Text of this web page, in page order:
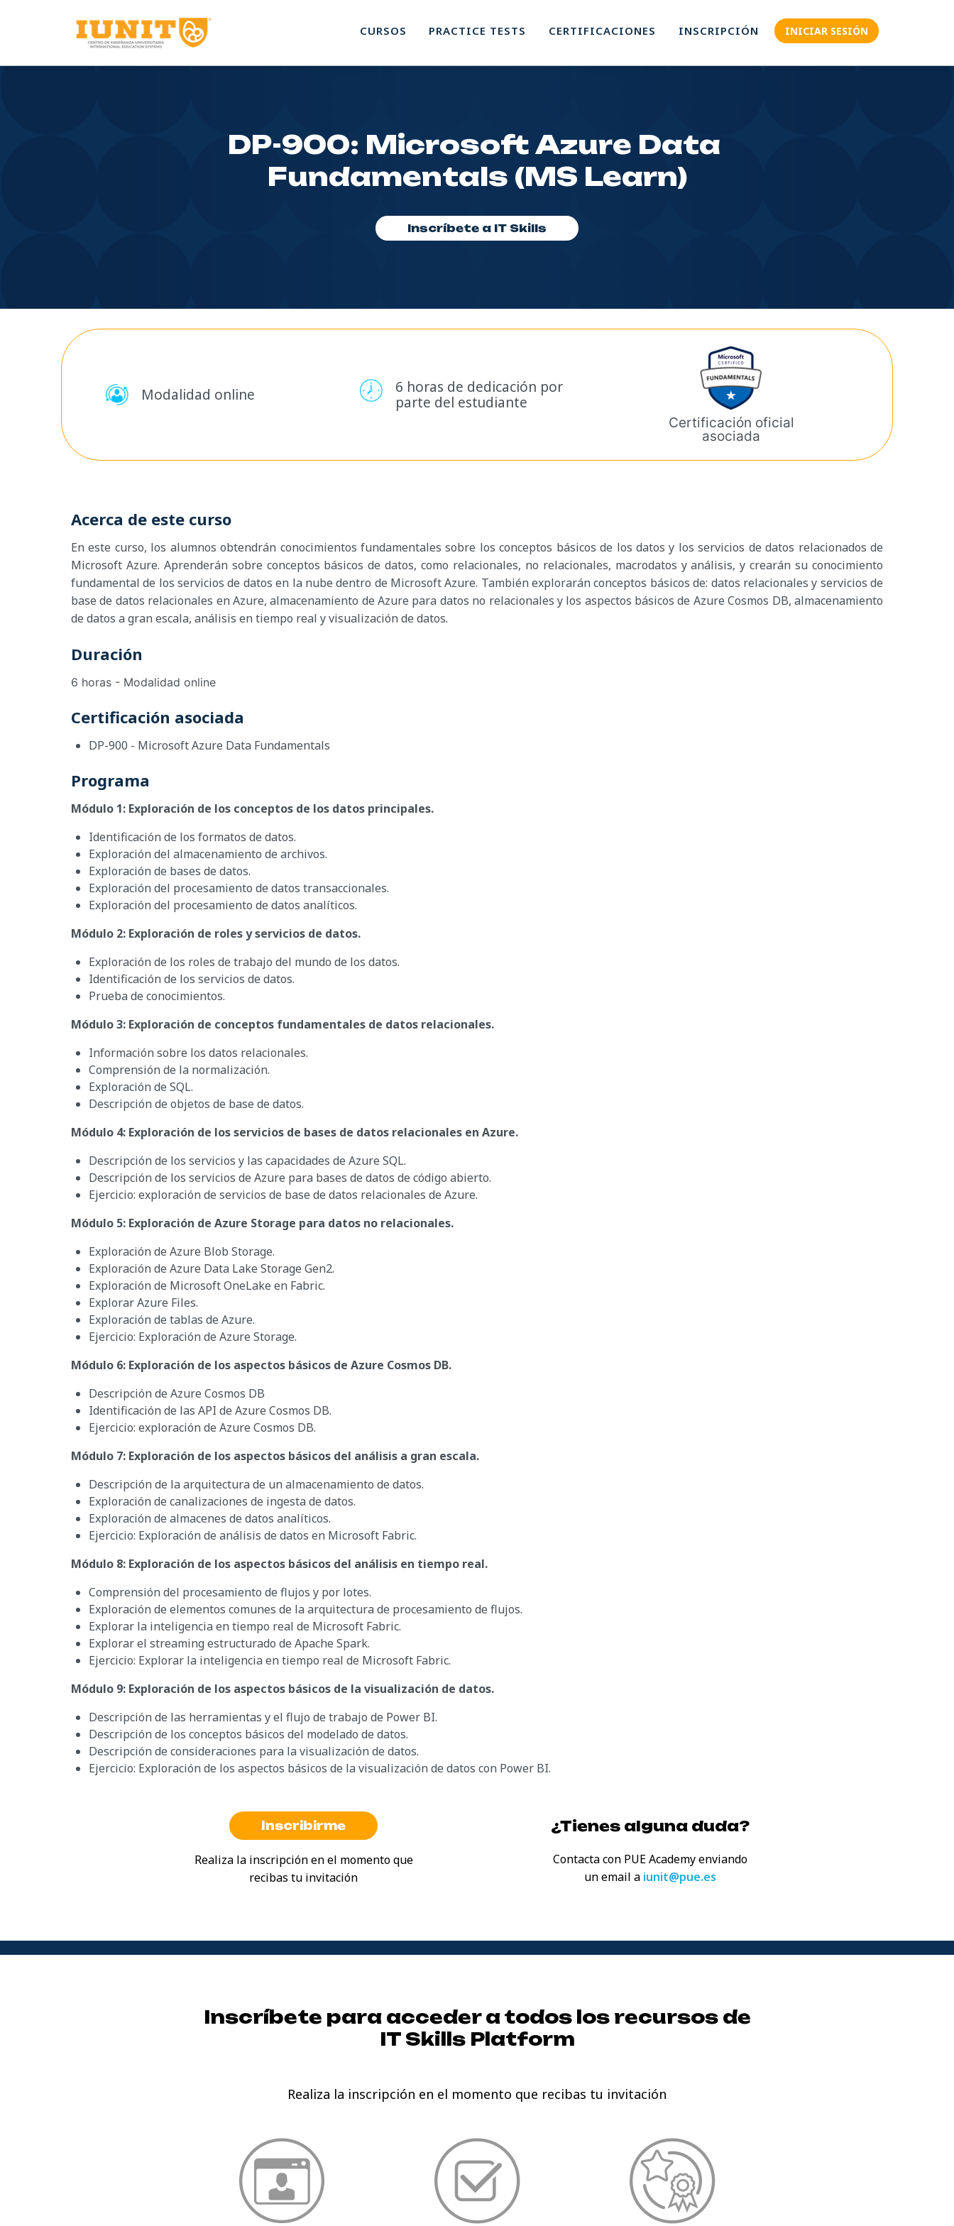
CURSOS PRACTICE TESTS CERTIFICACIONES INSCRIPCIÓN INICIAR SESIÓN
DP-900: Microsoft Azure Data
Fundamentals (MS Learn)
Inscríbete a IT Skills
Modalidad online
6 horas de dedicación por
parte del estudiante
Certificación oficial
asociada
Acerca de este curso
En este curso, los alumnos obtendrán conocimientos fundamentales sobre los conceptos básicos de los datos y los servicios de datos relacionados de
Microsoft Azure. Aprenderán sobre conceptos básicos de datos, como relacionales, no relacionales, macrodatos y análisis, y crearán su conocimiento
fundamental de los servicios de datos en la nube dentro de Microsoft Azure. También explorarán conceptos básicos de: datos relacionales y servicios de
base de datos relacionales en Azure, almacenamiento de Azure para datos no relacionales y los aspectos básicos de Azure Cosmos DB, almacenamiento
de datos a gran escala, análisis en tiempo real y visualización de datos.
Duración
6 horas - Modalidad online
Certificación asociada
DP-900 - Microsoft Azure Data Fundamentals
Programa
Módulo 1: Exploración de los conceptos de los datos principales.
Identificación de los formatos de datos.
Exploración del almacenamiento de archivos.
Exploración de bases de datos.
Exploración del procesamiento de datos transaccionales.
Exploración del procesamiento de datos analíticos.
Módulo 2: Exploración de roles y servicios de datos.
Exploración de los roles de trabajo del mundo de los datos.
Identificación de los servicios de datos.
Prueba de conocimientos.
Módulo 3: Exploración de conceptos fundamentales de datos relacionales.
Información sobre los datos relacionales.
Comprensión de la normalización.
Exploración de SQL.
Descripción de objetos de base de datos.
Módulo 4: Exploración de los servicios de bases de datos relacionales en Azure.
Descripción de los servicios y las capacidades de Azure SQL.
Descripción de los servicios de Azure para bases de datos de código abierto.
Ejercicio: exploración de servicios de base de datos relacionales de Azure.
Módulo 5: Exploración de Azure Storage para datos no relacionales.
Exploración de Azure Blob Storage.
Exploración de Azure Data Lake Storage Gen2.
Exploración de Microsoft OneLake en Fabric.
Explorar Azure Files.
Exploración de tablas de Azure.
Ejercicio: Exploración de Azure Storage.
Módulo 6: Exploración de los aspectos básicos de Azure Cosmos DB.
Descripción de Azure Cosmos DB
Identificación de las API de Azure Cosmos DB.
Ejercicio: exploración de Azure Cosmos DB.
Módulo 7: Exploración de los aspectos básicos del análisis a gran escala.
Descripción de la arquitectura de un almacenamiento de datos.
Exploración de canalizaciones de ingesta de datos.
Exploración de almacenes de datos analíticos.
Ejercicio: Exploración de análisis de datos en Microsoft Fabric.
Módulo 8: Exploración de los aspectos básicos del análisis en tiempo real.
Comprensión del procesamiento de flujos y por lotes.
Exploración de elementos comunes de la arquitectura de procesamiento de flujos.
Explorar la inteligencia en tiempo real de Microsoft Fabric.
Explorar el streaming estructurado de Apache Spark.
Ejercicio: Explorar la inteligencia en tiempo real de Microsoft Fabric.
Módulo 9: Exploración de los aspectos básicos de la visualización de datos.
Descripción de las herramientas y el flujo de trabajo de Power BI.
Descripción de los conceptos básicos del modelado de datos.
Descripción de consideraciones para la visualización de datos.
Ejercicio: Exploración de los aspectos básicos de la visualización de datos con Power BI.
Inscribirme
Realiza la inscripción en el momento que
recibas tu invitación
¿Tienes alguna duda?
Contacta con PUE Academy enviando
un email a iunit@pue.es
Inscríbete para acceder a todos los recursos de
IT Skills Platform
Realiza la inscripción en el momento que recibas tu invitación